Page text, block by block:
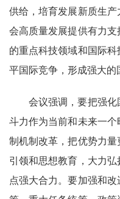
供给，培育发展新质生
会高质量发展提供有力
的重点科技领域和国际
平国际竞争，形成强大的
会议强调，要把强
斗力作为当前和未来一
制机制改革，把优势力
引领和思想教育，大力
点强大合力。要加强和